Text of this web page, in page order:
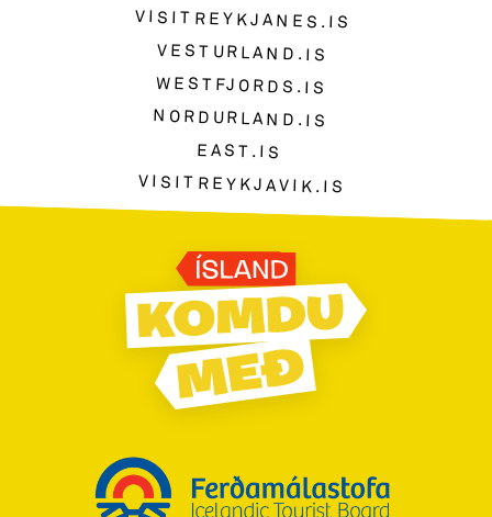
VISITREYKJANES.IS
VESTURLAND.IS
WESTFJORDS.IS
NORDURLAND.IS
EAST.IS
VISITREYKJAVIK.IS